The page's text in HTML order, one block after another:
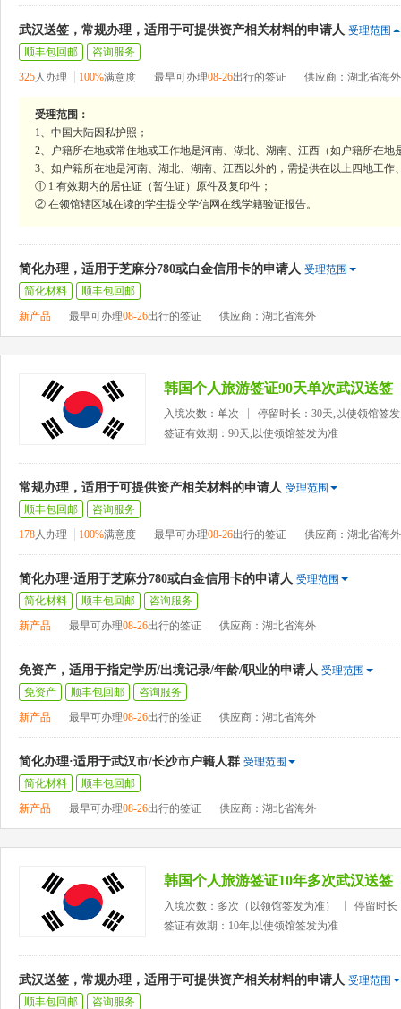
武汉送签，常规办理，适用于可提供资产相关材料的申请人 受理范围
顺丰包回邮
咨询服务
325人办理 100%满意度 最早可办理08-26出行的签证 供应商：湖北省海外
受理范围：
1、中国大陆因私护照；
2、户籍所在地或常住地或工作地是河南、湖北、湖南、江西（如户籍所在
3、如户籍所在地是河南、湖北、湖南、江西以外的，需提供在以上四地工
① 1.有效期内的居住证（暂住证）原件及复印件；
② 在领馆辖区域在读的学生提交学信网在线学籍验证报告。
简化办理，适用于芝麻分780或白金信用卡的申请人 受理范围
简化材料
顺丰包回邮
新产品
最早可办理08-26出行的签证 供应商：湖北省海外
韩国个人旅游签证90天单次武汉送签
入境次数：单次
停留时长：30天,以使领馆签
签证有效期：90天,以使领馆签发为准
常规办理，适用于可提供资产相关材料的申请人 受理范围
顺丰包回邮
咨询服务
178人办理 100%满意度 最早可办理08-26出行的签证 供应商：湖北省海外
简化办理·适用于芝麻分780或白金信用卡的申请人 受理范围
简化材料
顺丰包回邮
咨询服务
新产品
最早可办理08-26出行的签证 供应商：湖北省海外
免资产，适用于指定学历/出境记录/年龄/职业的申请人 受理范围
免资产
顺丰包回邮
咨询服务
新产品
最早可办理08-26出行的签证 供应商：湖北省海外
简化办理·适用于武汉市/长沙市户籍人群 受理范围
简化材料
顺丰包回邮
新产品
最早可办理08-26出行的签证 供应商：湖北省海外
韩国个人旅游签证10年多次武汉送签
入境次数：多次（以领馆签发为准）
停留时长
签证有效期：10年,以使领馆签发为准
武汉送签，常规办理，适用于可提供资产相关材料的申请人 受理范围
顺丰包回邮
咨询服务